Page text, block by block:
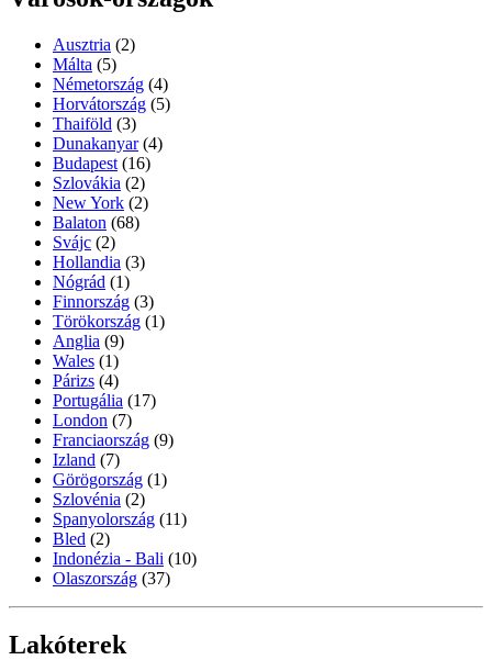
Ausztria (2)
Málta (5)
Németország (4)
Horvátország (5)
Thaiföld (3)
Dunakanyar (4)
Budapest (16)
Szlovákia (2)
New York (2)
Balaton (68)
Svájc (2)
Hollandia (3)
Nógrád (1)
Finnország (3)
Törökország (1)
Anglia (9)
Wales (1)
Párizs (4)
Portugália (17)
London (7)
Franciaország (9)
Izland (7)
Görögország (1)
Szlovénia (2)
Spanyolország (11)
Bled (2)
Indonézia - Bali (10)
Olaszország (37)
Lakóterek